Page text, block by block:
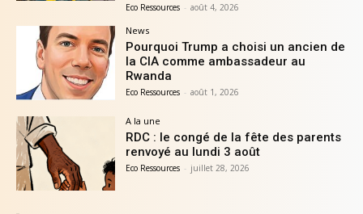
Eco Ressources - août 4, 2026
News
Pourquoi Trump a choisi un ancien de
la CIA comme ambassadeur au
Rwanda
Eco Ressources - août 1, 2026
A la une
RDC : le congé de la fête des parents
renvoyé au lundi 3 août
Eco Ressources - juillet 28, 2026